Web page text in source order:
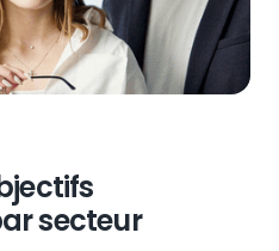
secteur